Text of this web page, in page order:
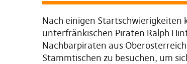
Nach einigen
unterfränkischen Piraten Ralph
Nachbarpiraten aus
Stammtischen zu besuchen, um